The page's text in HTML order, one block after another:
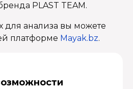
PLAST TEAM.
анализа вы можете
платформе Mayak.bz.